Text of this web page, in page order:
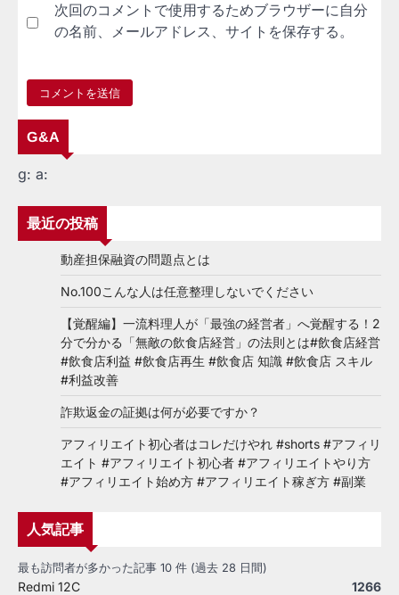
次回のコメントで使用するためブラウザーに自分
の名前、メールアドレス、サイトを保存する。
G&A
g: a:
最近の投稿
動産担保融資の問題点とは
No.100こんな人は任意整理しないでください
【覚醒編】一流料理人が「最強の経営者」へ覚醒する！2
分で分かる「無敵の飲食店経営」の法則とは#飲食店経営
#飲食店利益 #飲食店再生 #飲食店 知識 #飲食店 スキル
#利益改善
詐欺返金の証拠は何が必要ですか？
アフィリエイト初心者はコレだけやれ #shorts #アフィリ
エイト #アフィリエイト初心者 #アフィリエイトやり方
#アフィリエイト始め方 #アフィリエイト稼ぎ方 #副業
人気記事
最も訪問者が多かった記事 10 件 (過去 28 日間)
Redmi 12C 1266